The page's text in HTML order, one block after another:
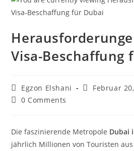
Visa-Beschaffung
Egzon Elshani Februar
0 Comments
Die faszinierende Metropole Dubai
jährlich Millionen von Touristen